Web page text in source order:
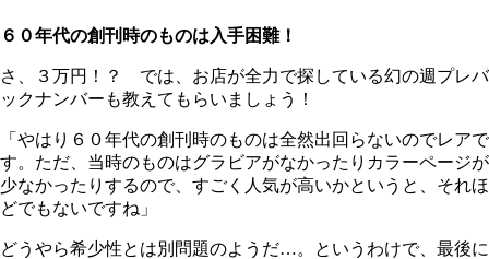
６０年代の創刊時のものは入手困難！
さ、３万円！？ では、お店が全力で探している幻の週プレバ
ックナンバーも教えてもらいましょう！
「やはり６０年代の創刊時のものは全然出回らないのでレアで
す。ただ、当時のものはグラビアがなかったりカラーページが
少なかったりするので、すごく人気が高いかというと、それほ
どでもないですね」
どうやら希少性とは別問題のようだ…。というわけで、最後に